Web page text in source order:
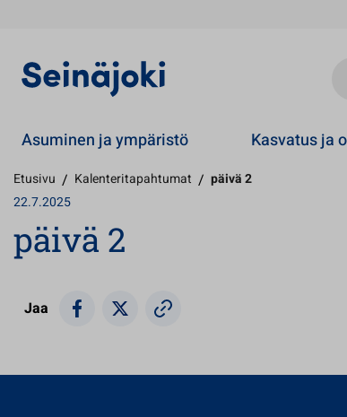
Asuminen ja ympäristö Kasvatus ja
Etusivu / Kalenteritapahtumat / päivä 2
22.7.2025
päivä 2
Jaa